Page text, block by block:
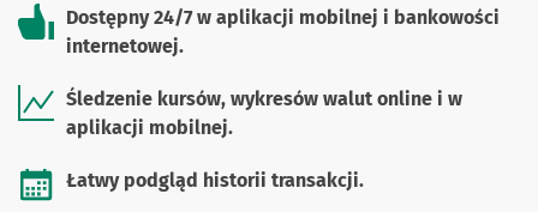
Dostępny 24/7 w aplikacji mobilnej i bankowości
internetowej.
Śledzenie kursów, wykresów walut online i w
aplikacji mobilnej.
Łatwy podgląd historii transakcji.